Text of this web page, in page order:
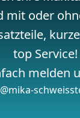
mit oder
top Service!
melden